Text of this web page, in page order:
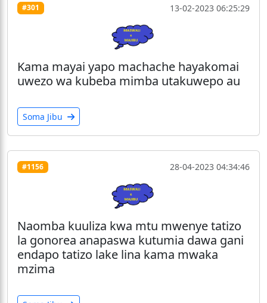
#301 13-02-2023 06:25:29
Kama mayai yapo machache hayakomai
uwezo wa kubeba mimba utakuwepo au
Soma Jibu
#1156 28-04-2023 04:34:46
Naomba kuuliza kwa mtu mwenye tatizo
la gonorea anapaswa kutumia dawa gani
endapo tatizo lake lina kama mwaka
mzima